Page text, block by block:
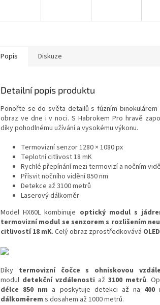
Popis Diskuze
Detailní popis produktu
Ponořte se do světa detailů s fúzním
obraz ve dne i v noci. S Habrokem Pro hravě
díky pohodlnému užívání a vysokému výkonu.
Termovizní senzor 1280 × 1080 px
Teplotní citlivost 18 mK
Rychlé přepínání mezi termovizí a nočním
Přísvit nočního vidění 850 nm
Detekce až 3100 metrů
Laserový dálkoměr
Model HX60L kombinuje optický modul s
termovizní modul se senzorem s rozlišením
citlivostí 18 mK. Celý obraz zprostředkovává
Díky termovizní čočce s ohniskovou
modul detekční vzdálenosti až 3100 metrů.
délce 850 nm a poskytuje detekci až na 400
dálkoměrem s dosahem až 1000 metrů.